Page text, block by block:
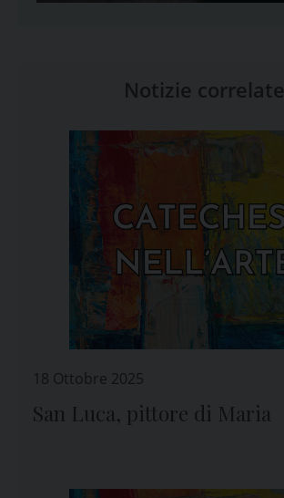
Notizie correlate
18 Ottobre 2025
San Luca, pittore di Maria